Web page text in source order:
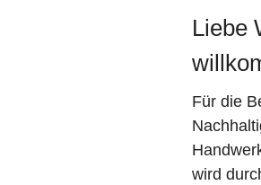
Liebe
Für die
wird